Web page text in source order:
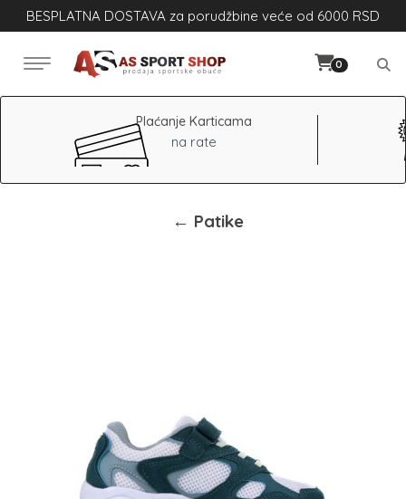
BESPLATNA DOSTAVA za porudžbine veće od 6000 RSD
0
Plaćanje Karticama
na rate
← Patike